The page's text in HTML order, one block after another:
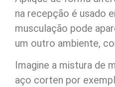
na recepção é usado
musculação pode
um outro ambiente,
Imagine a mistura de
aço corten por